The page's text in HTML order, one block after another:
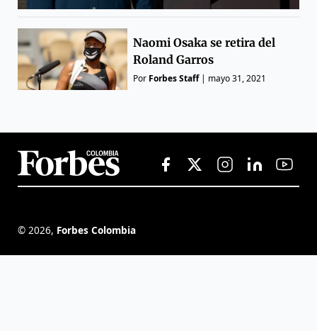
Naomi Osaka se retira del
Roland Garros
Por Forbes Staff| mayo 31, 2021
© 2026, Forbes Colombia